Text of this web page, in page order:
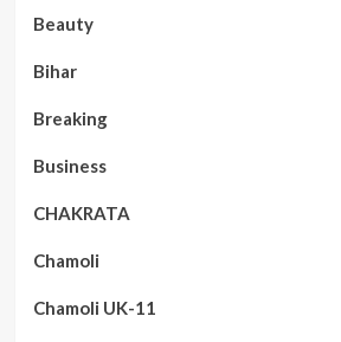
Beauty
Bihar
Breaking
Business
CHAKRATA
Chamoli
Chamoli UK-11